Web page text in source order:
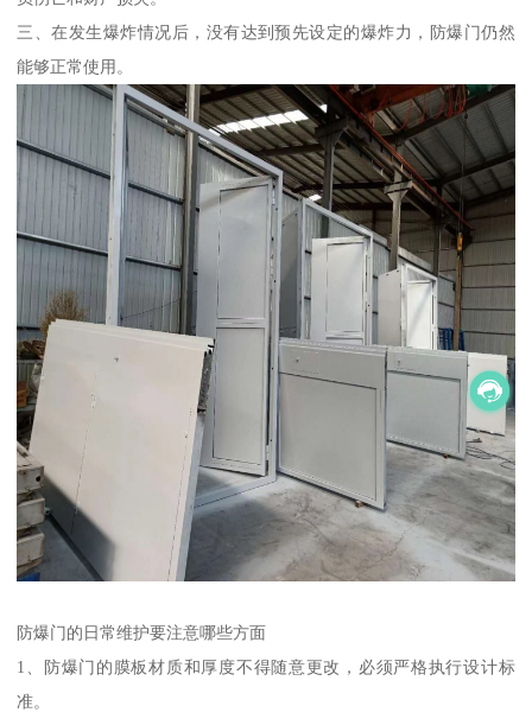
三、在发生爆炸情况后，没有达到预先设定的爆炸力，防爆门仍然
能够正常使用。
防爆门的日常维护要注意哪些方面
1、防爆门的膜板材质和厚度不得随意更改，必须严格执行设计标
准。